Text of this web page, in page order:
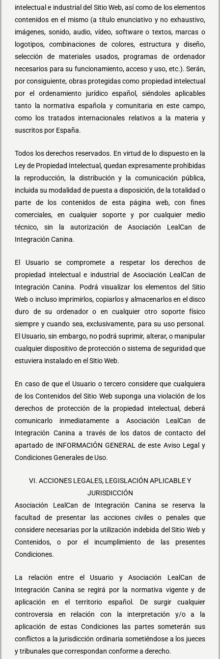
intelectual e industrial del Sitio Web, así como de los elementos
contenidos en el mismo (a título enunciativo y no exhaustivo,
imágenes, sonido, audio, vídeo, software o textos, marcas o
logotipos, combinaciones de colores, estructura y diseño,
selección de materiales usados, programas de ordenador
necesarios para su funcionamiento, acceso y uso, etc.). Serán,
por consiguiente, obras protegidas como propiedad intelectual
por el ordenamiento jurídico español, siéndoles aplicables
tanto la normativa española y comunitaria en este campo,
como los tratados internacionales relativos a la materia y
suscritos por España.
Todos los derechos reservados. En virtud de lo dispuesto en la
Ley de Propiedad Intelectual, quedan expresamente prohibidas
la reproducción, la distribución y la comunicación pública,
incluida su modalidad de puesta a disposición, de la totalidad o
parte de los contenidos de esta página web, con fines
comerciales, en cualquier soporte y por cualquier medio
técnico, sin la autorización de Asociación LealCan de
Integración Canina.
El Usuario se compromete a respetar los derechos de
propiedad intelectual e industrial de Asociación LealCan de
Integración Canina. Podrá visualizar los elementos del Sitio
Web o incluso imprimirlos, copiarlos y almacenarlos en el disco
duro de su ordenador o en cualquier otro soporte físico
siempre y cuando sea, exclusivamente, para su uso personal.
El Usuario, sin embargo, no podrá suprimir, alterar, o manipular
cualquier dispositivo de protección o sistema de seguridad que
estuviera instalado en el Sitio Web.
En caso de que el Usuario o tercero considere que cualquiera
de los Contenidos del Sitio Web suponga una violación de los
derechos de protección de la propiedad intelectual, deberá
comunicarlo inmediatamente a Asociación LealCan de
Integración Canina a través de los datos de contacto del
apartado de INFORMACIÓN GENERAL de este Aviso Legal y
Condiciones Generales de Uso.
VI. ACCIONES LEGALES, LEGISLACIÓN APLICABLE Y
JURISDICCIÓN
Asociación LealCan de Integración Canina se reserva la
facultad de presentar las acciones civiles o penales que
considere necesarias por la utilización indebida del Sitio Web y
Contenidos, o por el incumplimiento de las presentes
Condiciones.
La relación entre el Usuario y Asociación LealCan de
Integración Canina se regirá por la normativa vigente y de
aplicación en el territorio español. De surgir cualquier
controversia en relación con la interpretación y/o a la
aplicación de estas Condiciones las partes someterán sus
conflictos a la jurisdicción ordinaria sometiéndose a los jueces
y tribunales que correspondan conforme a derecho.